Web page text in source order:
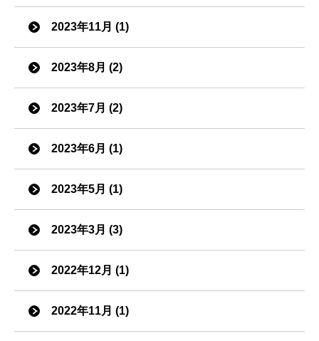
2023年11月 (1)
2023年8月 (2)
2023年7月 (2)
2023年6月 (1)
2023年5月 (1)
2023年3月 (3)
2022年12月 (1)
2022年11月 (1)